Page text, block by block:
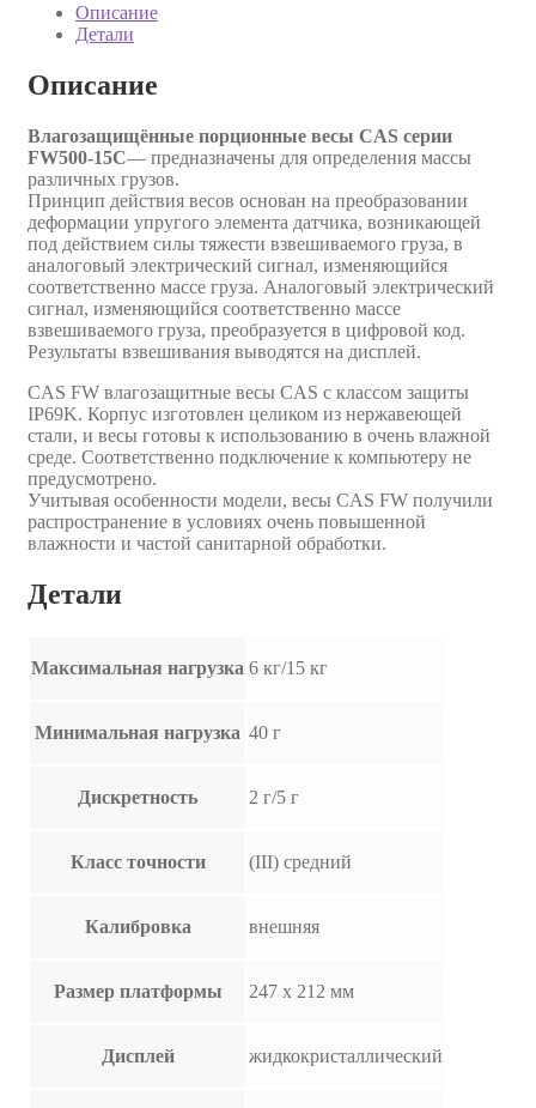
Описание
Детали
Описание
Влагозащищённые порционные весы CAS серии
FW500-15C— предназначены для определения массы
различных грузов.
Принцип действия весов основан на преобразовании
деформации упругого элемента датчика, возникающей
под действием силы тяжести взвешиваемого груза, в
аналоговый электрический сигнал, изменяющийся
соответственно массе груза. Аналоговый электрический
сигнал, изменяющийся соответственно массе
взвешиваемого груза, преобразуется в цифровой код.
Результаты взвешивания выводятся на дисплей.
CAS FW влагозащитные весы CAS с классом защиты
IP69K. Корпус изготовлен целиком из нержавеющей
стали, и весы готовы к использованию в очень влажной
среде. Соответственно подключение к компьютеру не
предусмотрено.
Учитывая особенности модели, весы CAS FW получили
распространение в условиях очень повышенной
влажности и частой санитарной обработки.
Детали
Максимальная нагрузка 6 кг/15 кг
Минимальная нагрузка 40 г
Дискретность 2 г/5 г
Класс точности (III) средний
Калибровка внешняя
Размер платформы 247 х 212 мм
Дисплей жидкокристаллический